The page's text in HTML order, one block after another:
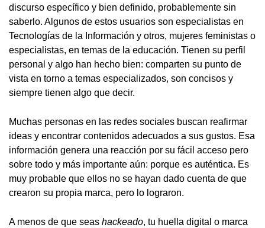
discurso específico y bien definido, probablemente sin
saberlo. Algunos de estos usuarios son especialistas en
Tecnologías de la Información y otros, mujeres feministas o
especialistas, en temas de la educación. Tienen su perfil
personal y algo han hecho bien: comparten su punto de
vista en torno a temas especializados, son concisos y
siempre tienen algo que decir.
Muchas personas en las redes sociales buscan reafirmar
ideas y encontrar contenidos adecuados a sus gustos. Esa
información genera una reacción por su fácil acceso pero
sobre todo y más importante aún: porque es auténtica. Es
muy probable que ellos no se hayan dado cuenta de que
crearon su propia marca, pero lo lograron.
A menos de que seas hackeado, tu huella digital o marca